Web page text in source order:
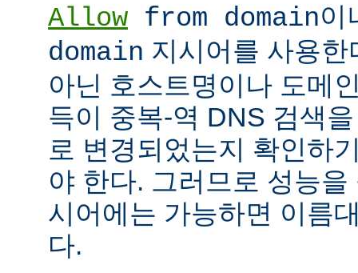
Allow from domain이
domain 지시어를 사용
아닌 호스트명이나 도메
득이 중복-역 DNS 검색
로 변경되었는지 확인하
야 한다. 그러므로 성능
시어에는 가능하면 이름
다.